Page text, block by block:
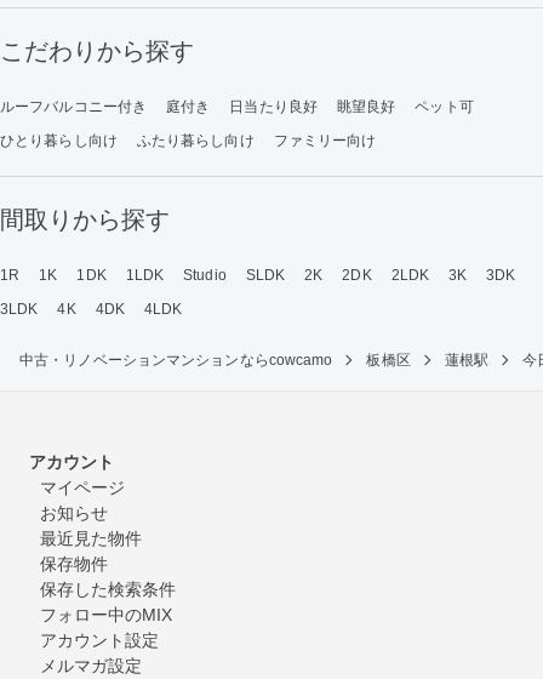
こだわりから探す
ルーフバルコニー付き 庭付き 日当たり良好 眺望良好
ペット可
ひとり暮らし向け
ふたり暮らし向け ファミリー向け
間取りから探す
1R 1K 1DK 1LDK Studio SLDK 2K 2DK 2LDK 3K
3DK
3LDK
4K 4DK 4LDK
中古・リノベーションマンションならcowcamo 板橋区 蓮根駅 今
アカウント
マイページ
お知らせ
最近見た物件
保存物件
保存した検索条件
フォロー中のMIX
アカウント設定
メルマガ設定